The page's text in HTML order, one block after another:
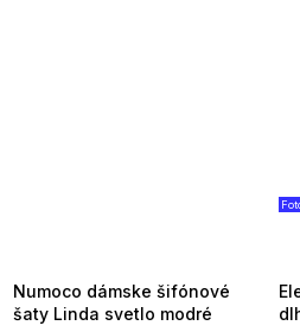
Numoco dámske šifónové
šaty Linda svetlo modré